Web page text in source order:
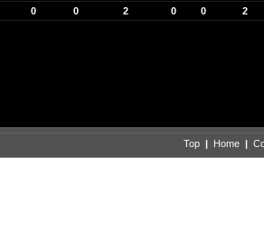
0 0 2 0 0 2
Top | Home |